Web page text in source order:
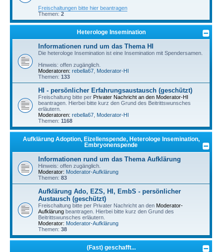
Freischaltungen bitte hier beantragen
Themen: 2
Heterologe Insemination
Informationen rund um das Thema HI
Die heterologe Insemination ist eine Insemination mit Spendersamen.
Hinweis: offen zugänglich.
Moderatoren: rebella67 Moderator-HI
Themen: 133
HI - persönlicher Erfahrungsaustausch (geschützt)
Freischaltung bitte per Privater Nachricht an den Moderator-HI
beantragen. Hierbei bitte kurz den Grund des Beitrittswunsches
erläutern.
Moderatoren: rebella67 Moderator-HI
Themen: 1168
Aufklärung Adoption, Eizellenspende, Heterologe Insemination,
Embryonenspende
Informationen rund um das Thema Aufklärung
Hinweis: offen zugänglich.
Moderator: Moderator-Aufklärung
Themen: 83
Aufklärung Ado, EZS, HI, EmbS - persönlicher
Austausch (geschützt)
Freischaltung bitte per Privater Nachricht an den Moderator-
Aufklärung beantragen. Hierbei bitte kurz den Grund des
Beitrittswunsches erläutern.
Moderator: Moderator-Aufklärung
Themen: 38
(Fast) geschafft...